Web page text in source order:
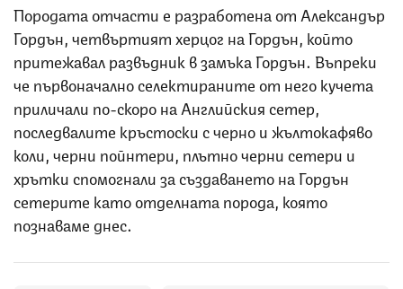
Породата отчасти е разработена от Александър
Гордън, четвъртият херцог на Гордън, който
притежавал развъдник в замъка Гордън. Въпреки
че първоначално селектираните от него кучета
приличали по-скоро на Aнглийския сетер,
последвалите кръстоски с черно и жълтокафяво
коли, черни пойнтери, плътно черни сетери и
хрътки спомогнали за създаването на Гордън
сетерите като отделната порода, която
познаваме днес.